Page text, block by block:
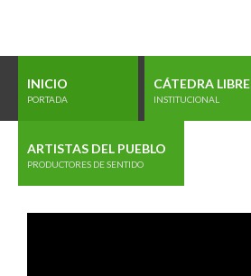
INICIO
PORTADA
CÁTEDRA LIBRE
INSTITUCIONAL
ARTISTAS DEL PUEBLO
PRODUCTORES DE SENTIDO